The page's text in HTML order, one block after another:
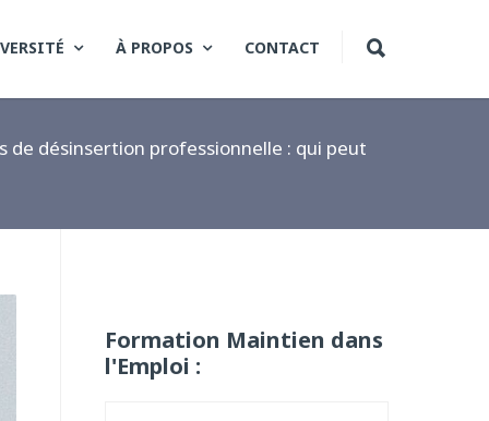
À PROPOS CONTACT
de désinsertion professionnelle : qui peut
Formation Maintien dans
l'Emploi :